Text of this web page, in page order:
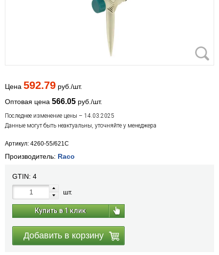
Цена 592.79 руб./шт.
Оптовая цена 566.05 руб./шт.
Последнее изменение цены – 14.03.2025
Данные могут быть неактуальны, уточняйте у менеджера
Артикул: 4260-55/621C
Производитель: Raco
GTIN: 4
шт.
Купить в 1 клик
Добавить в корзину